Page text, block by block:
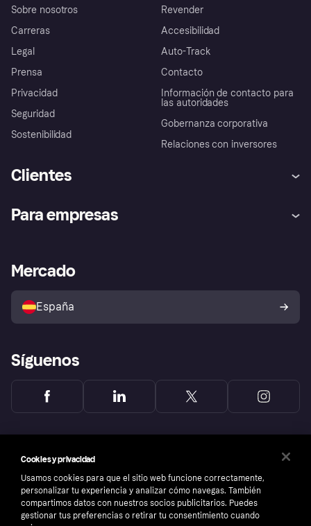
Sobre nosotros
Carreras
Legal
Prensa
Privacidad
Seguridad
Sostenibilidad
Revender
Accesibilidad
Auto-Track
Contacto
Información de contacto para
las autoridades
Gobernanza corporativa
Relaciones con inversores
Clientes
Inicio de sesión
Directorio de tiendas
Política de protección al
comprador de Klarna
Reclamaciones
Para empresas
Acceso empresas
Mercado
España
Síguenos
Cookies y privacidad
Usamos cookies para que el sitio web funcione correctamente,
personalizar tu experiencia y analizar cómo navegas. También
compartimos datos con nuestros socios publicitarios. Puedes
gestionar tus preferencias o retirar tu consentimiento cuando